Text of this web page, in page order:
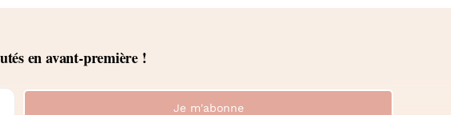
en avant-première !
Je m'abonne